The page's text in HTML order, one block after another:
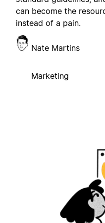
can become the
instead of a pain.
Nate Martins
Marketing